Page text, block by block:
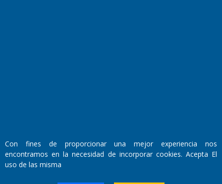
Santa Rosa, La Pampa.
Con fines de proporcionar una mejor experiencia nos
encontramos en la necesidad de incorporar cookies. Acepta El
uso de las misma